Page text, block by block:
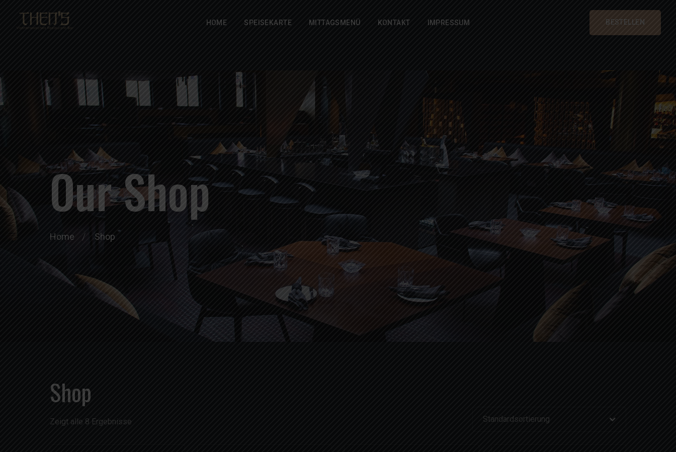
HOME SPEISEKARTE MITTAGSMENÜ KONTAKT IMPRESSUM BESTELLEN
Our Shop
Home Shop
Shop
Zeigt alle 8 Ergebnisse